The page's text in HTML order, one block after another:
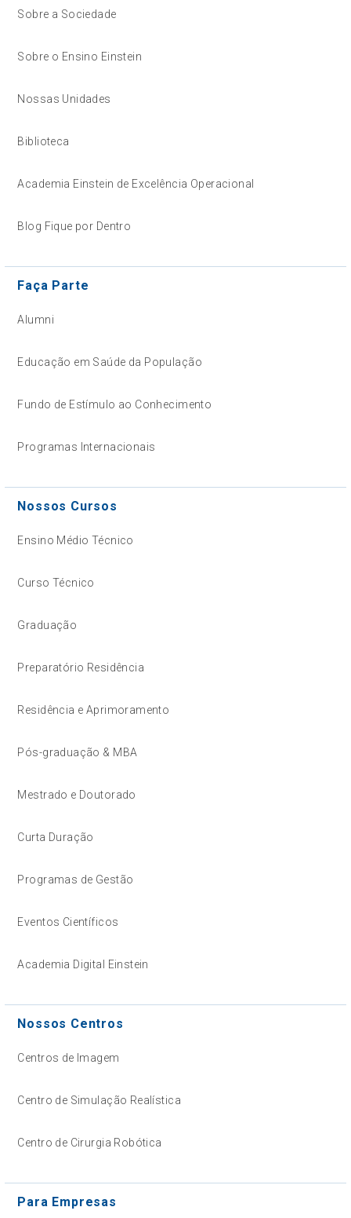
Sobre a Sociedade
Sobre o Ensino Einstein
Nossas Unidades
Biblioteca
Academia Einstein de Excelência Operacional
Blog Fique por Dentro
Faça Parte
Alumni
Educação em Saúde da População
Fundo de Estímulo ao Conhecimento
Programas Internacionais
Nossos Cursos
Ensino Médio Técnico
Curso Técnico
Graduação
Preparatório Residência
Residência e Aprimoramento
Pós-graduação & MBA
Mestrado e Doutorado
Curta Duração
Programas de Gestão
Eventos Científicos
Academia Digital Einstein
Nossos Centros
Centros de Imagem
Centro de Simulação Realística
Centro de Cirurgia Robótica
Para Empresas